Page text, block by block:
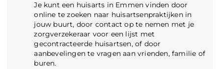
Je kunt een huisarts in Emmen vinden door
online te zoeken naar huisartsenpraktijken in
jouw buurt, door contact op te nemen met je
zorgverzekeraar voor een lijst met
gecontracteerde huisartsen, of door
aanbevelingen te vragen aan vrienden, familie of
buren.